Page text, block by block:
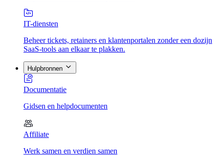
IT-diensten
Beheer tickets, retainers en klantenportalen zonder een dozijn
SaaS-tools aan elkaar te plakken.
Hulpbronnen
Documentatie
Gidsen en helpdocumenten
Affiliate
Werk samen en verdien samen